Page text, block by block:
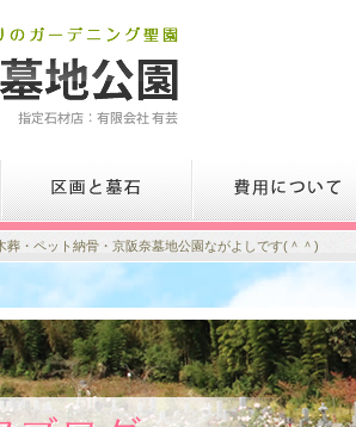
葬・ペット納骨・京阪奈墓地公園ながよしです(＾＾)